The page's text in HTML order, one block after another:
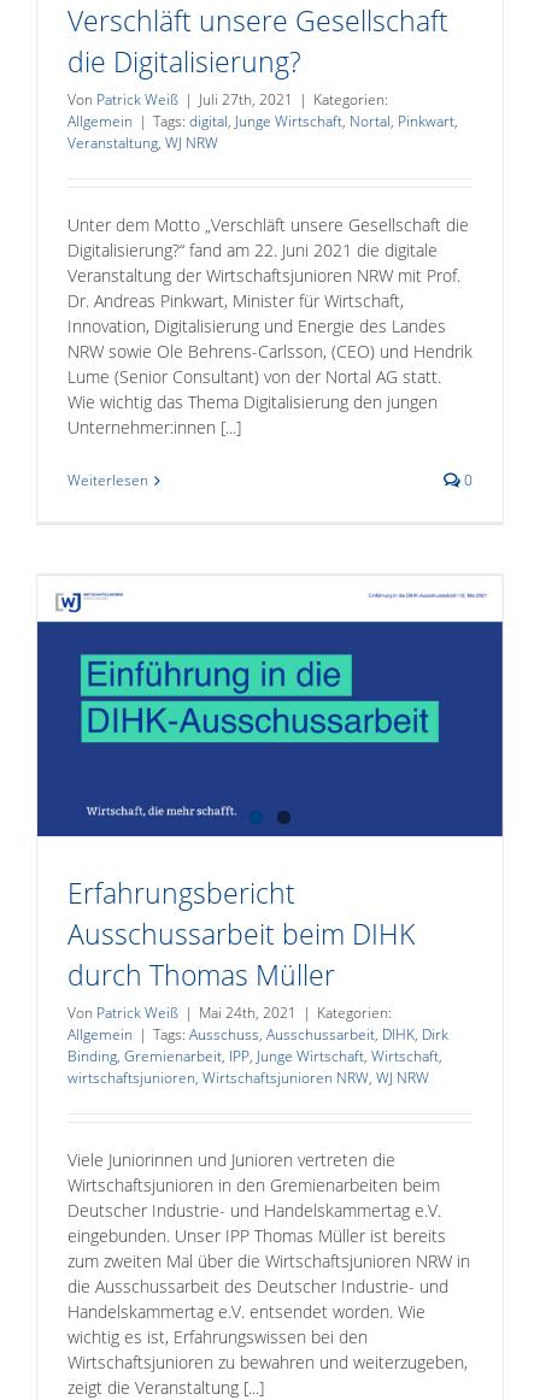
Verschläft unsere Gesellschaft
die Digitalisierung?
Von Patrick Weiß | Juli 27th, 2021 | Kategorien:
Allgemein | Tags: digital, Junge Wirtschaft, Nortal, Pinkwart,
Veranstaltung, WJ NRW
Unter dem Motto „Verschläft unsere Gesellschaft die
Digitalisierung?“ fand am 22. Juni 2021 die digitale
Veranstaltung der Wirtschaftsjunioren NRW mit Prof.
Dr. Andreas Pinkwart, Minister für Wirtschaft,
Innovation, Digitalisierung und Energie des Landes
NRW sowie Ole Behrens-Carlsson, (CEO) und Hendrik
Lume (Senior Consultant) von der Nortal AG statt.
Wie wichtig das Thema Digitalisierung den jungen
Unternehmer:innen [...]
Weiterlesen 0
Erfahrungsbericht
Ausschussarbeit beim DIHK
durch Thomas Müller
Von Patrick Weiß | Mai 24th, 2021 | Kategorien:
Allgemein | Tags: Ausschuss, Ausschussarbeit, DIHK, Dirk
Binding, Gremienarbeit, IPP, Junge Wirtschaft, Wirtschaft,
wirtschaftsjunioren, Wirtschaftsjunioren NRW, WJ NRW
Viele Juniorinnen und Junioren vertreten die
Wirtschaftsjunioren in den Gremienarbeiten beim
Deutscher Industrie- und Handelskammertag e.V.
eingebunden. Unser IPP Thomas Müller ist bereits
zum zweiten Mal über die Wirtschaftsjunioren NRW in
die Ausschussarbeit des Deutscher Industrie- und
Handelskammertag e.V. entsendet worden. Wie
wichtig es ist, Erfahrungswissen bei den
Wirtschaftsjunioren zu bewahren und weiterzugeben,
zeigt die Veranstaltung [...]